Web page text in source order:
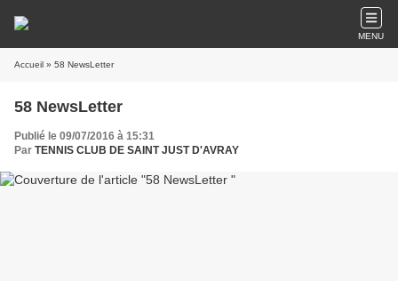
MENU
Accueil » 58 NewsLetter
58 NewsLetter
Publié le 09/07/2016 à 15:31
Par TENNIS CLUB DE SAINT JUST D'AVRAY